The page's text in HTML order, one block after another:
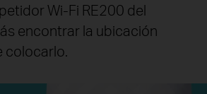
Wi-Fi RE200 del
encontrar la ubicación
colocarlo.